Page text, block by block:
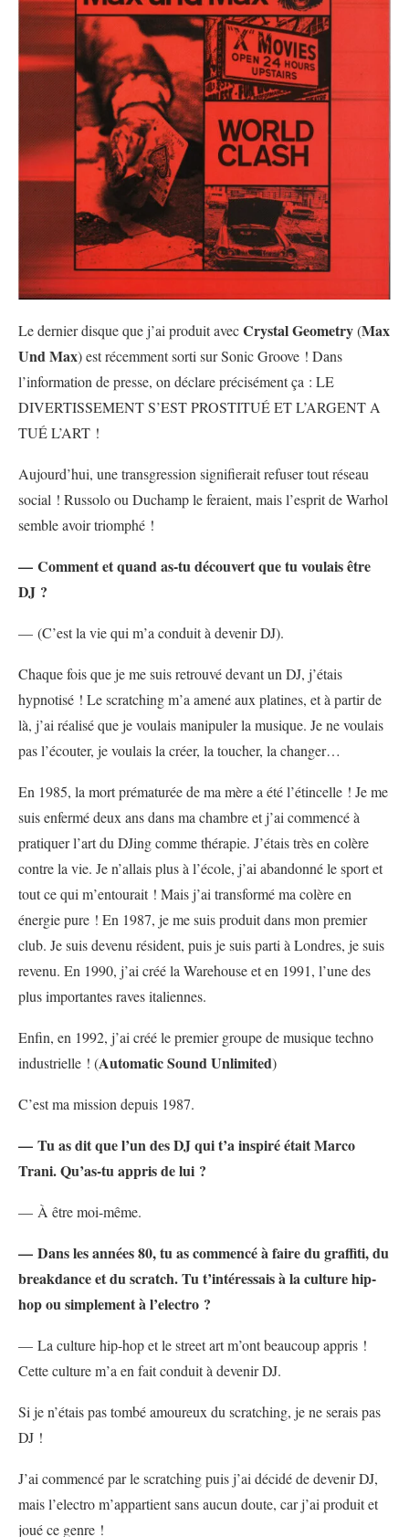
Le dernier disque que j’ai produit avecCrystal Geometry(Max
Und Max) est récemment sorti sur Sonic Groove ! Dans
l’information de presse, on déclare précisément ça : LE
DIVERTISSEMENT S’EST PROSTITUÉ ET L’ARGENT A
TUÉ L’ART !
Aujourd’hui, une transgression signifierait refuser tout réseau
social ! Russolo ou Duchamp le feraient, mais l’esprit de Warhol
semble avoir triomphé !
— Comment et quand as-tu découvert que tu voulais être
DJ ?
— (C’est la vie qui m’a conduit à devenir DJ).
Chaque fois que je me suis retrouvé devant un DJ, j’étais
hypnotisé ! Le scratching m’a amené aux platines, et à partir de
là, j’ai réalisé que je voulais manipuler la musique. Je ne voulais
pas l’écouter, je voulais la créer, la toucher, la changer…
En 1985, la mort prématurée de ma mère a été l’étincelle ! Je me
suis enfermé deux ans dans ma chambre et j’ai commencé à
pratiquer l’art du DJing comme thérapie. J’étais très en colère
contre la vie. Je n’allais plus à l’école, j’ai abandonné le sport et
tout ce qui m’entourait ! Mais j’ai transformé ma colère en
énergie pure ! En 1987, je me suis produit dans mon premier
club. Je suis devenu résident, puis je suis parti à Londres, je suis
revenu. En 1990, j’ai créé la Warehouse et en 1991, l’une des
plus importantes raves italiennes.
Enfin, en 1992, j’ai créé le premier groupe de musique techno
industrielle ! (Automatic Sound Unlimited)
C’est ma mission depuis 1987.
— Tu as dit que l’un des DJ qui t’a inspiré était Marco
Trani. Qu’as-tu appris de lui ?
— À être moi-même.
— Dans les années 80, tu as commencé à faire du graffiti, du
breakdance et du scratch. Tu t’intéressais à la culture hip-
hop ou simplement à l’electro ?
— La culture hip-hop et le street art m’ont beaucoup appris !
Cette culture m’a en fait conduit à devenir DJ.
Si je n’étais pas tombé amoureux du scratching, je ne serais pas
DJ !
J’ai commencé par le scratching puis j’ai décidé de devenir DJ,
mais l’electro m’appartient sans aucun doute, car j’ai produit et
joué ce genre !